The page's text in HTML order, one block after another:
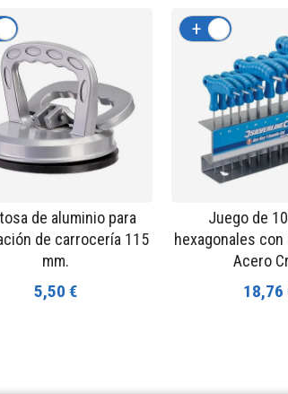
de aluminio para
de carrocería 115
mm.
5,50 €
Juego de
hexagonales con
Acero
18,76
+